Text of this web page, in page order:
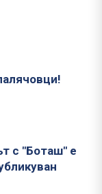
с "Боташ" е